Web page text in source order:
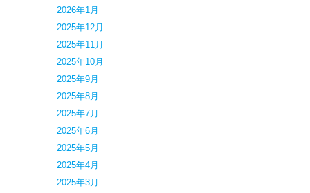
2026年1月
2025年12月
2025年11月
2025年10月
2025年9月
2025年8月
2025年7月
2025年6月
2025年5月
2025年4月
2025年3月